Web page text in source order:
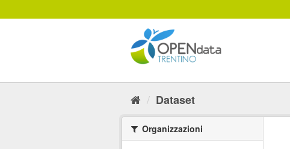
al
Dataset
Organizzazioni